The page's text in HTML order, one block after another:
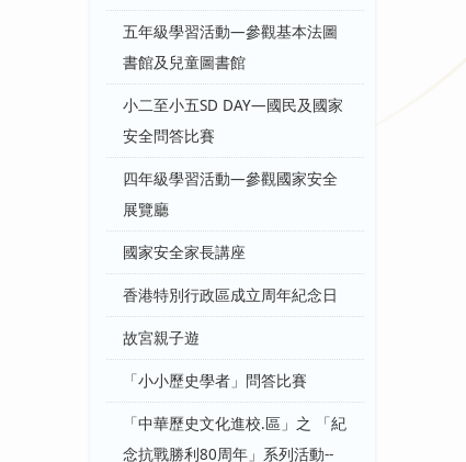
五年級學習活動—參觀基本法圖
書館及兒童圖書館
小二至小五SD DAY—國民及國家
安全問答比賽
四年級學習活動—參觀國家安全
展覽廳
國家安全家長講座
香港特別行政區成立周年紀念日
故宮親子遊
「小小歷史學者」問答比賽
「中華歷史文化進校.區」之 「紀
念抗戰勝利80周年」系列活動--